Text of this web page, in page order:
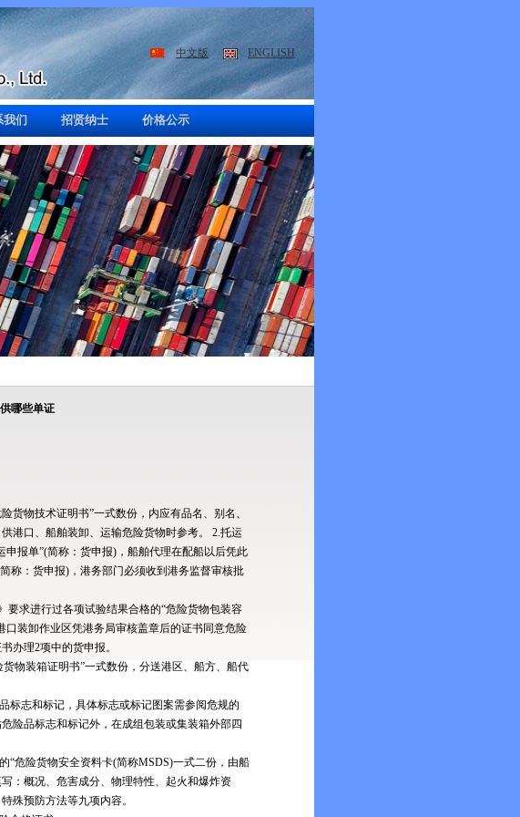
中文版 ENGLISH
我们 招贤纳士 价格公示
哪些单证
货物技术证明书”一式数份，内应有品名、别名、
港口、船舶装卸、运输危险货物时参考。 2.托运
报单”(简称：货申报)，船舶代理在配船以后凭此
称：货申报)，港务部门必须收到港务监督审核批
要求进行过各项试验结果合格的“危险货物包装容
装卸作业区凭港务局审核盖章后的证书同意危险
办理2项中的货申报。
物装箱证明书”一式数份，分送港区、船方、船代
标志和标记，具体标志或标记图案需参阅危规的
险品标志和标记外，在成组包装或集装箱外部四
“危险货物安全资料卡(简称MSDS)一式二份，由船
：概况、危害成分、物理特性、起火和爆炸资
殊预防方法等九项内容。